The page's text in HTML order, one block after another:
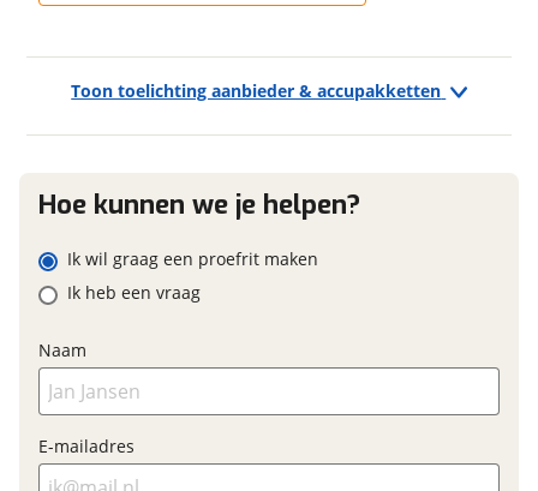
E-bike
Motormerk
Bosch
Trapas
Financieel
Prijs
BTW/marge
BTW
Bijtellingspercentage
Nieuwprijs
Toon toelichting aanbieder & accupakketten
Hoe kunnen we je helpen?
Ik wil graag een proefrit maken
Ik heb een vraag
Naam
E-mailadres